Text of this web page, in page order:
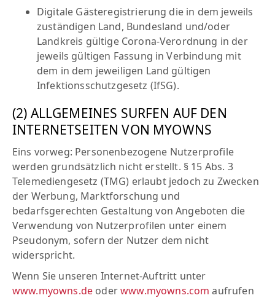
Digitale Gästeregistrierung die in dem jeweils
zuständigen Land, Bundesland und/oder
Landkreis gültige Corona-Verordnung in der
jeweils gültigen Fassung in Verbindung mit
dem in dem jeweiligen Land gültigen
Infektionsschutzgesetz (IfSG).
(2) ALLGEMEINES SURFEN AUF DEN
INTERNETSEITEN VON MYOWNS
Eins vorweg: Personenbezogene Nutzerprofile
werden grundsätzlich nicht erstellt. § 15 Abs. 3
Telemediengesetz (TMG) erlaubt jedoch zu Zwecken
der Werbung, Marktforschung und
bedarfsgerechten Gestaltung von Angeboten die
Verwendung von Nutzerprofilen unter einem
Pseudonym, sofern der Nutzer dem nicht
widerspricht.
Wenn Sie unseren Internet-Auftritt unter
www.myowns.de oderwww.myowns.com aufrufen